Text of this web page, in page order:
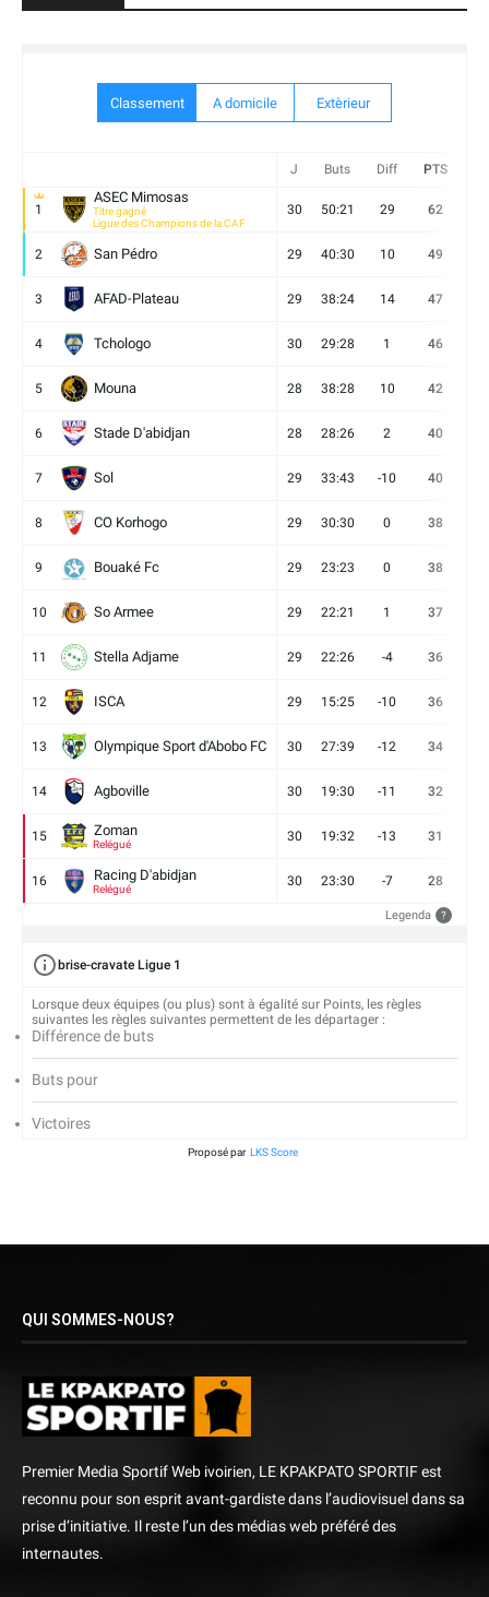
Classement A domicile Extèrieur
J Buts Diff PTS
1
ASEC Mimosas
Titre gagné
Ligue des Champions de la CAF
30 50:21 29 62
2 San Pédro 29 40:30 10 49
3 AFAD-Plateau 29 38:24 14 47
4 Tchologo 30 29:28 1 46
5 Mouna 28 38:28 10 42
6 Stade D'abidjan 28 28:26 2 40
7 Sol 29 33:43 -10 40
8 CO Korhogo 29 30:30 0 38
9 Bouaké Fc 29 23:23 0 38
10 So Armee 29 22:21 1 37
11 Stella Adjame 29 22:26 -4 36
12 ISCA 29 15:25 -10 36
13 Olympique Sport d'Abobo FC 30 27:39 -12 34
14 Agboville 30 19:30 -11 32
15 Zoman
Relégué
30 19:32 -13 31
16 Racing D'abidjan
Relégué
30 23:30 -7 28
Legenda ?
brise-cravate Ligue 1
Lorsque deux équipes (ou plus) sont à égalité sur Points, les règles
suivantes les règles suivantes permettent de les départager :
Différence de buts
Buts pour
Victoires
Proposé par LKS Score
QUI SOMMES-NOUS?
Premier Media Sportif Web ivoirien, LE KPAKPATO SPORTIF est
reconnu pour son esprit avant-gardiste dans l’audiovisuel dans sa
prise d’initiative. Il reste l’un des médias web préféré des
internautes.